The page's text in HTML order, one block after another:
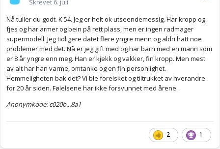
Skrevet 6. juli
Nå tuller du godt. K 54. Jeg er helt ok utseendemessig. Har kropp og
fjes og har armer og bein på rett plass, men er ingen radmager
supermodell. Jeg tidligere datet flere yngre menn og aldri hatt noe
problemer med det. Nå er jeg gift med og har barn med en mann som
er 8 år yngre enn meg. Han er kjekk og vakker, fin kropp. Men mest
av alt har han varme, omtanke og en fin personlighet.
Hemmeligheten bak det? Vi ble forelsket og tiltrukket av hverandre
for 20 år siden. Følelsene har ikke forsvunnet med årene.
Anonymkode: c020b...8a1
2 1